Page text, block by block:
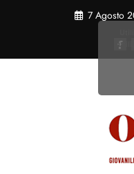
7 Agosto